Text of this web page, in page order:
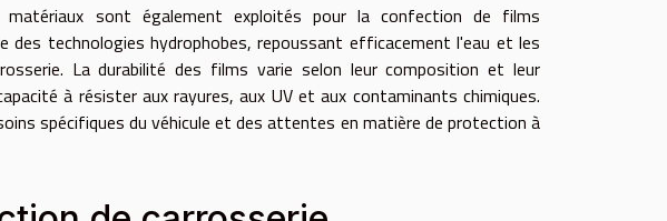
sont également exploités pour la confection de films
des technologies hydrophobes, repoussant efficacement l'eau et les
La durabilité des films varie selon leur composition et leur
à résister aux rayures, aux UV et aux contaminants chimiques.
spécifiques du véhicule et des attentes en matière de protection à